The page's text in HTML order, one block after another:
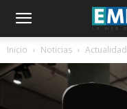
Inicio Noticias Actualidad